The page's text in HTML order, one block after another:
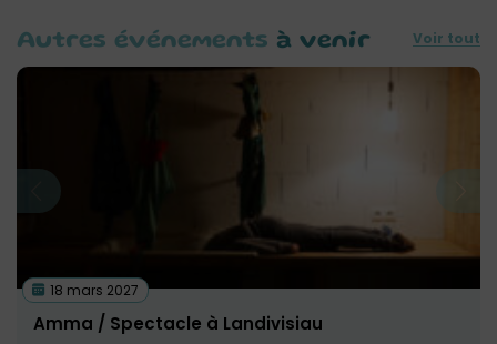
Autres événements à venir Voir tout
18 mars 2027
Amma / Spectacle à Landivisiau